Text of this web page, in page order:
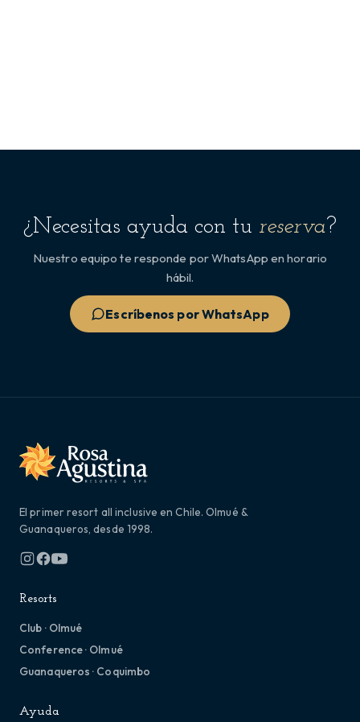
¿Necesitas ayuda con tu reserva?
Nuestro equipo te responde por WhatsApp en horario
hábil.
Escríbenos por WhatsApp
El primer resort all inclusive en Chile. Olmué &
Guanaqueros, desde 1998.
Resorts
Club · Olmué
Conference · Olmué
Guanaqueros · Coquimbo
Ayuda